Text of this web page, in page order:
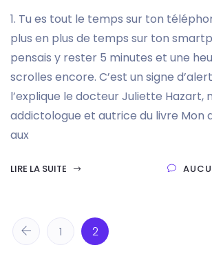
1. Tu es tout le temps sur ton
plus en plus de temps sur ton
pensais y rester 5 minutes et une
scrolles encore. C’est un signe
l’explique le docteur Juliette Hazart,
addictologue et autrice du livre Mon
aux
LIRE LA SUITE
1 2